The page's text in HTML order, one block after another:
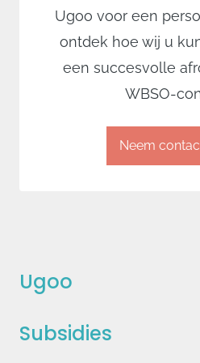
Ugoo voor een
ontdek hoe wij u
een succesvolle
WBSO-
Neem
Ugoo
Subsidies